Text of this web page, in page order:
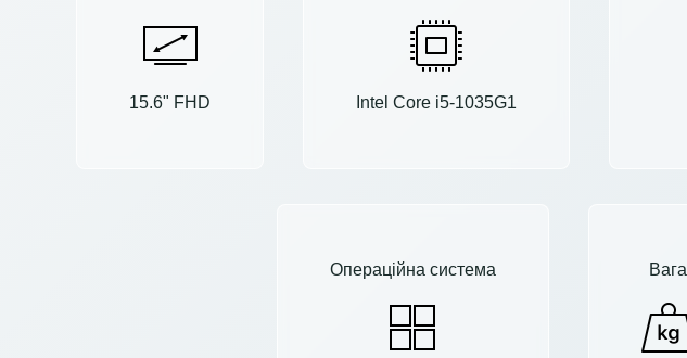
15.6" FHD Intel Core i5-1035G1
Операційна система Вага